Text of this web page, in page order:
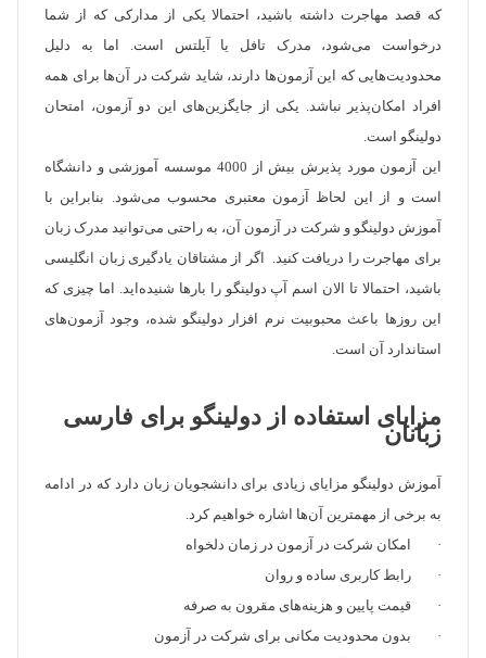
که قصد مهاجرت داشته باشید، احتمالا یکی از مدارکی که از شما
درخواست می‌شود، مدرک تافل یا آیلتس است. اما به دلیل
محدودیت‌هایی که این آزمون‌ها دارند، شاید شرکت در آن‌ها برای همه
افراد امکان‌پذیر نباشد. یکی از جایگزین‌های این دو آزمون، امتحان
دولینگو است.
این آزمون مورد پذیرش بیش از 4000 موسسه آموزشی و دانشگاه
است و از این لحاظ آزمون معتبری محسوب می‌شود. بنابراین با
آموزش دولینگو و شرکت در آزمون آن، به راحتی می‌توانید مدرک زبان
برای مهاجرت را دریافت کنید. اگر از مشتاقان یادگیری زبان انگلیسی
باشید، احتمالا تا الان اسم آپ دولینگو را بارها شنیده‌اید. اما چیزی که
این روزها باعث محبوبیت نرم افزار دولینگو شده، وجود آزمون‌های
استاندارد آن است.
مزایای استفاده از دولینگو برای فارسی
زبانان
آموزش دولینگو مزایای زیادی برای دانشجویان زبان دارد که در ادامه
به برخی از مهمترین آن‌ها اشاره خواهیم کرد.
· امکان شرکت در آزمون در زمان دلخواه
· رابط کاربری ساده و روان
· قیمت پایین و هزینه‌های مقرون به صرفه
· بدون محدودیت مکانی برای شرکت در آزمون